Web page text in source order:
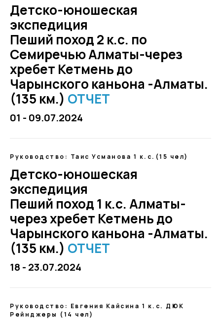
Детско-юношеская
экспедиция
Пеший поход 2 к.с. по
Семиречью Алматы-через
хребет Кетмень до
Чарынского каньона -Алматы.
(135 км.) ОТЧЕТ
01 - 09.07.2024
Руководство: Таис Усманова 1 к.с.(15 чел)
Детско-юношеская
экспедиция
Пеший поход 1 к.с. Алматы-
через хребет Кетмень до
Чарынского каньона -Алматы.
(135 км.) ОТЧЕТ
18 - 23.07.2024
Руководство: Евгения Кайсина 1 к.с. ДЮК
Рейнджеры (14 чел)